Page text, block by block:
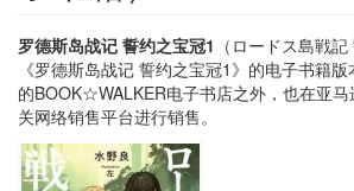
罗德斯岛战记 誓约之宝冠1 （ロードス島戦
《罗德斯岛战记 誓约之宝冠1》的电子书籍
的BOOK☆WALKER电子书店之外，也在亚
关网络销售平台进行销售。